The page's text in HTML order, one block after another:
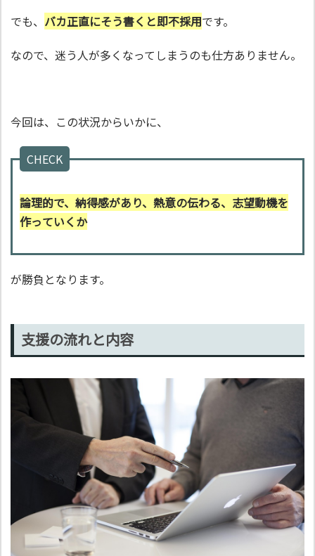
でも、 バカ正直にそう書くと即不採用です。
なので、迷う人が多くなってしまうのも仕方ありません。
今回は、この状況からいかに、
CHECK
論理的で、納得感があり、熱意の伝わる、志望動機を
作っていくか
が勝負となります。
支援の流れと内容